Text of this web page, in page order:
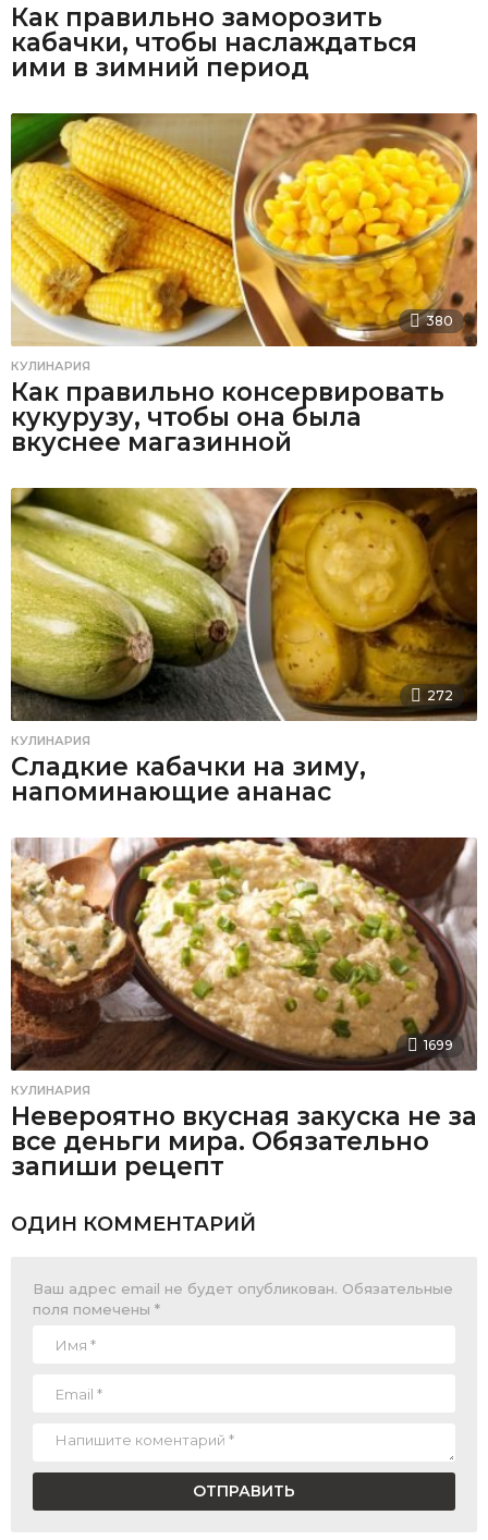
Как правильно заморозить
кабачки, чтобы наслаждаться
ими в зимний период
380
КУЛИНАРИЯ
Как правильно консервировать
кукурузу, чтобы она была
вкуснее магазинной
272
КУЛИНАРИЯ
Сладкие кабачки на зиму,
напоминающие ананас
1699
КУЛИНАРИЯ
Невероятно вкусная закуска не за
все деньги мира. Обязательно
запиши рецепт
ОДИН КОММЕНТАРИЙ
Ваш адрес email не будет опубликован. Обязательные
поля помечены *